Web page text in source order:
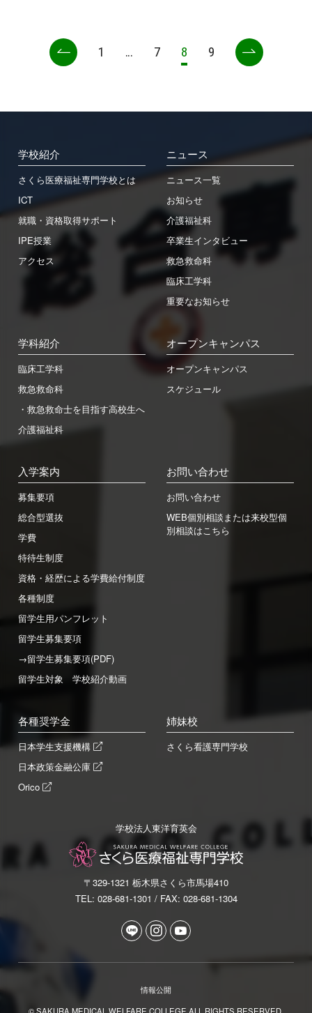
身で卒業後本校に入学。優秀な成
績を修め […]
り運 […]
1 … 7 8 9
学校法人東洋育英会
〒329-1321 栃木県さくら市馬場410
TEL: 028-681-1301 / FAX: 028-681-1304
学校紹介
さくら医療福祉専門学校とは
ICT
就職・資格取得サポート
IPE授業
アクセス
ニュース
ニュース一覧
お知らせ
介護福祉科
卒業生インタビュー
救急救命科
臨床工学科
重要なお知らせ
学科紹介
臨床工学科
救急救命科
・救急救命士を目指す高校生へ
介護福祉科
オープンキャンパス
オープンキャンパス
スケジュール
入学案内
募集要項
総合型選抜
学費
特待生制度
資格・経歴による学費給付制度
各種制度
留学生用パンフレット
留学生募集要項
→留学生募集要項(PDF)
留学生対象 学校紹介動画
お問い合わせ
お問い合わせ
WEB個別相談または来校型個
別相談はこちら
各種奨学金
日本学生支援機構
日本政策金融公庫
Orico
姉妹校
さくら看護専門学校
情報公開